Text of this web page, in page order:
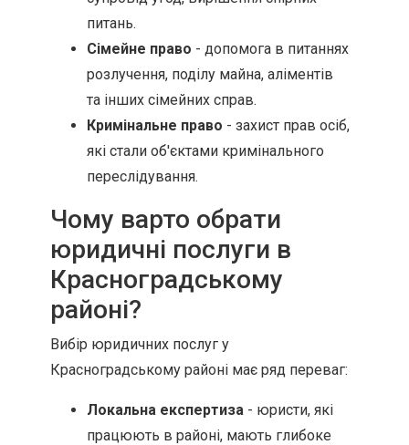
питань.
Сімейне право - допомога в питаннях
розлучення, поділу майна, аліментів
та інших сімейних справ.
Кримінальне право - захист прав осіб,
які стали об'єктами кримінального
переслідування.
Чому варто обрати
юридичні послуги в
Красноградському
районі?
Вибір юридичних послуг у
Красноградському районі має ряд переваг:
Локальна експертиза - юристи, які
працюють в районі, мають глибоке